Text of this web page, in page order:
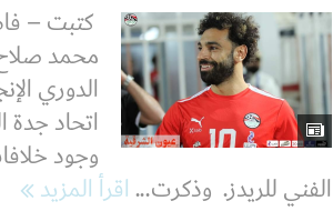
كتبت –
محمد
الدوري
اتحاد
وجود
الفني للريدز. وذكرت...اقرأ المزيد